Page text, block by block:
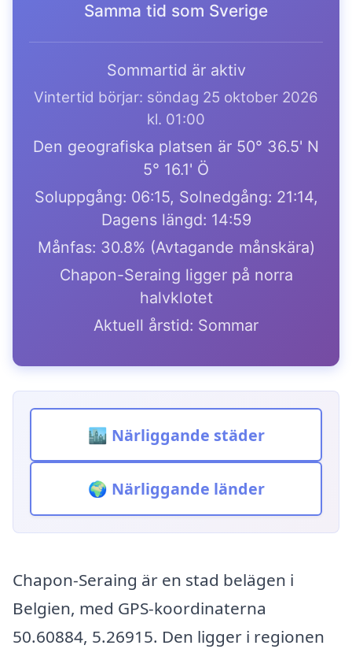
Samma tid som Sverige
Sommartid är aktiv
Vintertid börjar: söndag 25 oktober 2026
kl. 01:00
Den geografiska platsen är 50° 36.5' N
5° 16.1' Ö
Soluppgång: 06:15, Solnedgång: 21:14,
Dagens längd: 14:59
Månfas: 30.8% (Avtagande månskära)
Chapon-Seraing ligger på norra
halvklotet
Aktuell årstid: Sommar
🏙️ Närliggande städer
🌍 Närliggande länder
Chapon-Seraing är en stad belägen i
Belgien, med GPS-koordinaterna
50.60884, 5.26915. Den ligger i regionen